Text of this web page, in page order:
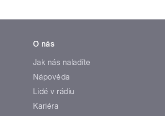
O nás
Jak nás naladíte
Nápověda
Lidé v rádiu
Kariéra